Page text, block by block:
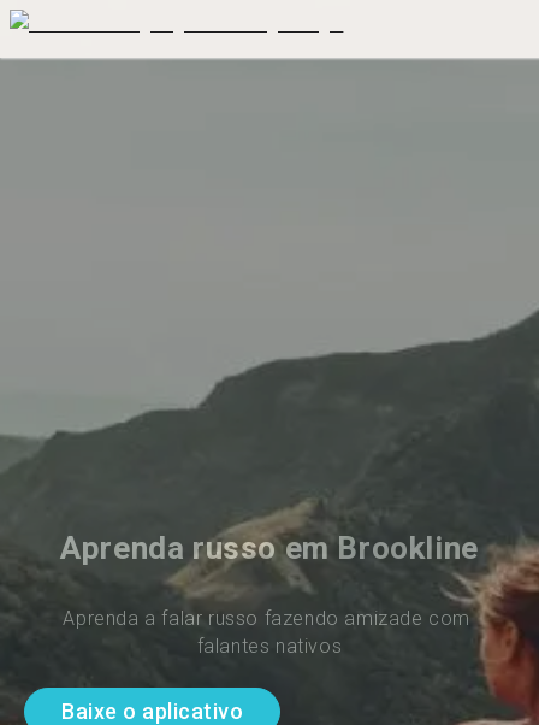
Aprenda russo em Brookline
Aprenda a falar russo fazendo amizade com
falantes nativos
Baixe o aplicativo